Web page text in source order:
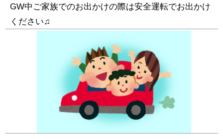
GW中ご家族でのお出かけの際は安全運転でお出かけ
ください♫